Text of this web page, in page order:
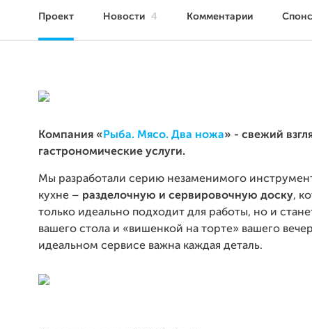
Проект Новости 4 Комментарии
Компания « Рыба. Мясо. Два ножа» - свежий
гастрономические услуги.
Мы разработали серию незаменимого
кухне – разделочную и сервировочную доску,
только идеально подходит для работы, но и
вашего стола и «вишенкой на торте» вашего
идеальном сервисе важна каждая деталь.